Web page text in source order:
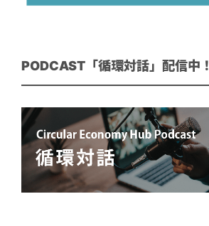
PODCAST「循環対話」配信中！